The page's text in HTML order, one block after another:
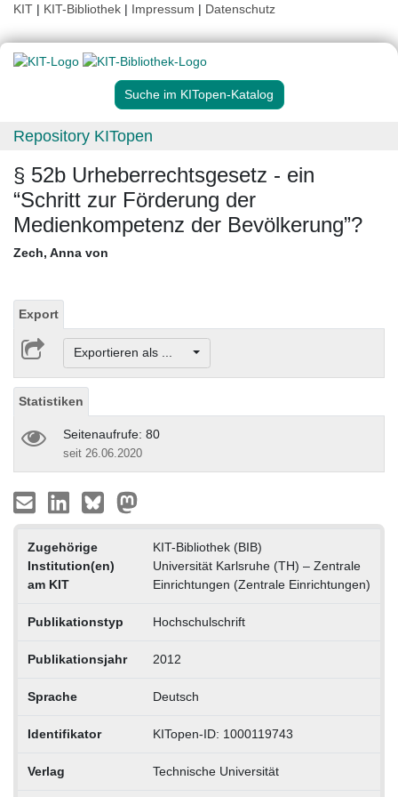
KIT | KIT-Bibliothek | Impressum | Datenschutz
Suche im KITopen-Katalog
Repository KITopen
§ 52b Urheberrechtsgesetz - ein
“Schritt zur Förderung der
Medienkompetenz der Bevölkerung”?
Zech, Anna von
Export
Exportieren als ...
Statistiken
Seitenaufrufe: 80
seit 26.06.2020
Zugehörige
Institution(en)
am KIT
KIT-Bibliothek (BIB)
Universität Karlsruhe (TH) – Zentrale
Einrichtungen (Zentrale Einrichtungen)
Publikationstyp Hochschulschrift
Publikationsjahr 2012
Sprache Deutsch
Identifikator KITopen-ID: 1000119743
Verlag Technische Universität